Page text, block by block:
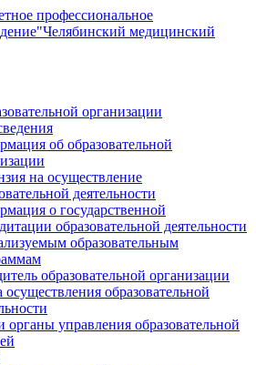
профессиональное
"Челябинский медицинский
организации
об образовательной
на осуществление
деятельности
о государственной
образовательной деятельности
образовательным
образовательной организации
осуществления образовательной
органы управления образовательной